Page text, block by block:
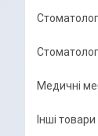
Медичні
Інші товари